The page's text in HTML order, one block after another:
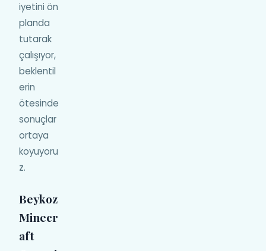
iyetini ön
planda
tutarak
çalışıyor,
beklentil
erin
ötesinde
sonuçlar
ortaya
koyuyoru
z.
Beykoz
Minecr
aft